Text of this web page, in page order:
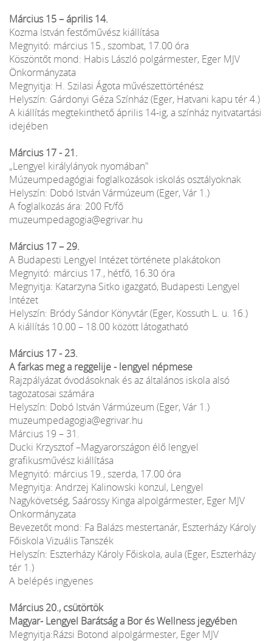
Március 15 – április 14.
Kozma István festőművész kiállítása
Megnyitó: március 15., szombat, 17.00 óra
Köszöntőt mond: Habis László polgármester, Eger MJV
Önkormányzata
Megnyitja: H. Szilasi Ágota művészettörténész
Helyszín: Gárdonyi Géza Színház (Eger, Hatvani kapu tér 4.)
A kiállítás megtekinthető április 14-ig, a színház nyitvatartási
idejében
Március 17 - 21.
„Lengyel királylányok nyomában"
Múzeumpedagógiai foglalkozások iskolás osztályoknak
Helyszín: Dobó István Vármúzeum (Eger, Vár 1.)
A foglalkozás ára: 200 Ft/fő
muzeumpedagogia@egrivar.hu
Március 17 – 29.
A Budapesti Lengyel Intézet története plakátokon
Megnyitó: március 17., hétfő, 16.30 óra
Megnyitja: Katarzyna Sitko igazgató, Budapesti Lengyel
Intézet
Helyszín: Bródy Sándor Könyvtár (Eger, Kossuth L. u. 16.)
A kiállítás 10.00 – 18.00 között látogatható
Március 17 - 23.
A farkas meg a reggelije - lengyel népmese
Rajzpályázat óvodásoknak és az általános iskola alsó
tagozatosai számára
Helyszín: Dobó István Vármúzeum (Eger, Vár 1.)
muzeumpedagogia@egrivar.hu
Március 19 – 31.
Ducki Krzysztof –Magyarországon élő lengyel
grafikusművész kiállítása
Megnyitó: március 19., szerda, 17.00 óra
Megnyitja: Andrzej Kalinowski konzul, Lengyel
Nagykövetség, Saárossy Kinga alpolgármester, Eger MJV
Önkormányzata
Bevezetőt mond: Fa Balázs mestertanár, Eszterházy Károly
Főiskola Vizuális Tanszék
Helyszín: Eszterházy Károly Főiskola, aula (Eger, Eszterházy
tér 1.)
A belépés ingyenes
Március 20., csütörtök
Magyar- Lengyel Barátság a Bor és Wellness jegyében
Megnyitja:Rázsi Botond alpolgármester, Eger MJV